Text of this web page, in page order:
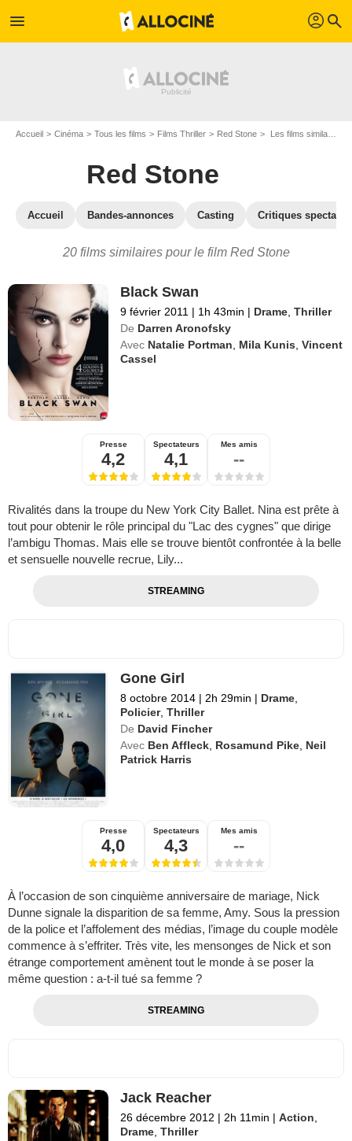
menu profil search
Accueil Cinéma Tous les films Films Thriller Red Stone Les films similaires à "Red Stone"
Red Stone
Accueil Bandes-annonces Casting Critiques
20 films similaires pour le film Red Stone
Black Swan
9 février 2011 | 1h 43min | Drame ,Thriller
De Darren Aronofsky
Avec Natalie Portman Mila Kunis ,Vincent
Cassel
Presse
4,2
Spectateurs
4,1
Mes amis
--
Rivalités dans la troupe du New York City Ballet. Nina est prête à
tout pour obtenir le rôle principal du "Lac des cygnes" que dirige
l’ambigu Thomas. Mais elle se trouve bientôt confrontée à la belle
et sensuelle nouvelle recrue, Lily...
STREAMING
Gone Girl
8 octobre 2014 | 2h 29min | Drame
Policier,Thriller
De David Fincher
Avec Ben Affleck Rosamund Pike Neil
Patrick Harris
Presse
4,0
Spectateurs
4,3
Mes amis
--
À l’occasion de son cinquième anniversaire de mariage, Nick
Dunne signale la disparition de sa femme, Amy. Sous la pression
de la police et l’affolement des médias, l’image du couple modèle
commence à s’effriter. Très vite, les mensonges de Nick et son
étrange comportement amènent tout le monde à se poser la
même question : a-t-il tué sa femme ?
STREAMING
Jack Reacher
26 décembre 2012 | 2h 11min | Action
Drame ,Thriller